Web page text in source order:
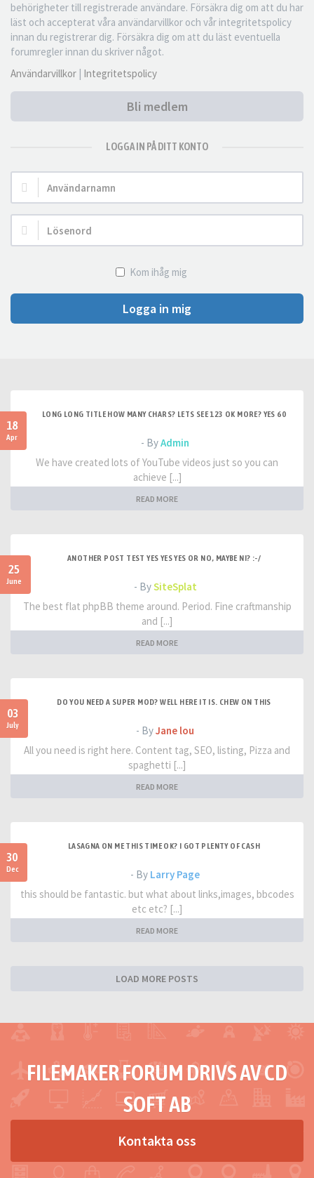
behörigheter till registrerade användare. Försäkra dig om att du har
läst och accepterat våra användarvillkor och vår integritetspolicy
innan du registrerar dig. Försäkra dig om att du läst eventuella
forumregler innan du skriver något.
Användarvillkor | Integritetspolicy
Bli medlem
LOGGA IN PÅ DITT KONTO
Användarnamn:
Lösenord:
Kom ihåg mig
Logga in mig
18
Apr
LONG LONG TITLE HOW MANY CHARS? LETS SEE 123 OK MORE? YES 60
- ByAdmin
We have created lots of YouTube videos just so you can
achieve [...]
READ MORE
25
June
ANOTHER POST TEST YES YES YES OR NO, MAYBE NI? :-/
- BySiteSplat
The best flat phpBB theme around. Period. Fine craftmanship
and [...]
READ MORE
03
July
DO YOU NEED A SUPER MOD? WELL HERE IT IS. CHEW ON THIS
- ByJane lou
All you need is right here. Content tag, SEO, listing, Pizza and
spaghetti [...]
READ MORE
30
Dec
LASAGNA ON ME THIS TIME OK? I GOT PLENTY OF CASH
- By Larry Page
this should be fantastic. but what about links,images, bbcodes
etc etc? [...]
READ MORE
LOAD MORE POSTS
FILEMAKER FORUM DRIVS AV CD
SOFT AB
Kontakta oss